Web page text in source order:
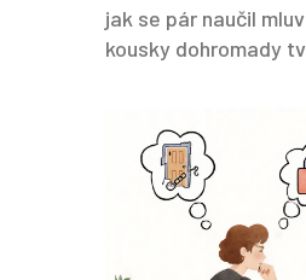
jak se pár naučil
kousky dohromady